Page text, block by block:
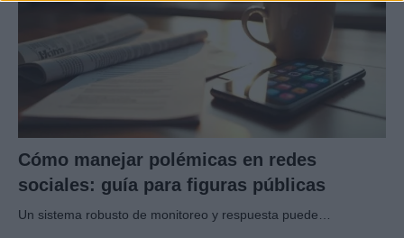
Cómo manejar polémicas en redes
sociales: guía para figuras públicas
Un sistema robusto de monitoreo y respuesta puede…